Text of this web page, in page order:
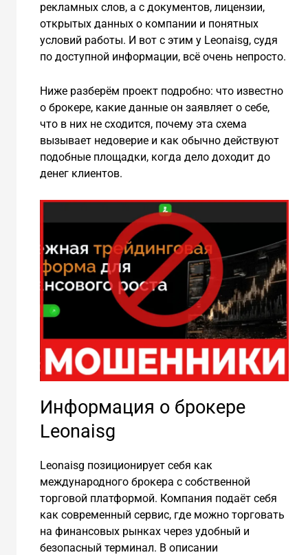
рекламных слов, а с документов, лицензии,
открытых данных о компании и понятных
условий работы. И вот с этим у Leonaisg, судя
по доступной информации, всё очень непросто.
Ниже разберём проект подробно: что известно
о брокере, какие данные он заявляет о себе,
что в них не сходится, почему эта схема
вызывает недоверие и как обычно действуют
подобные площадки, когда дело доходит до
денег клиентов.
Информация о брокере
Leonaisg
Leonaisg позиционирует себя как
международного брокера с собственной
торговой платформой. Компания подаёт себя
как современный сервис, где можно торговать
на финансовых рынках через удобный и
безопасный терминал. В описании